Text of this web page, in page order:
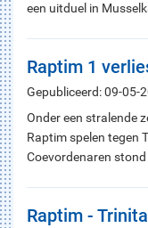
een uitduel in
Raptim 1
Gepubliceerd: 09-05-
Onder een stralende
Raptim spelen tegen
Coevordenaren
Raptim -